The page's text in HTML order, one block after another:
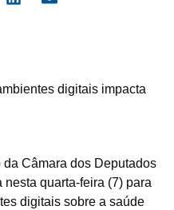
digitais impacta
Câmara dos Deputados
quarta-feira (7) para
digitais sobre a saúde